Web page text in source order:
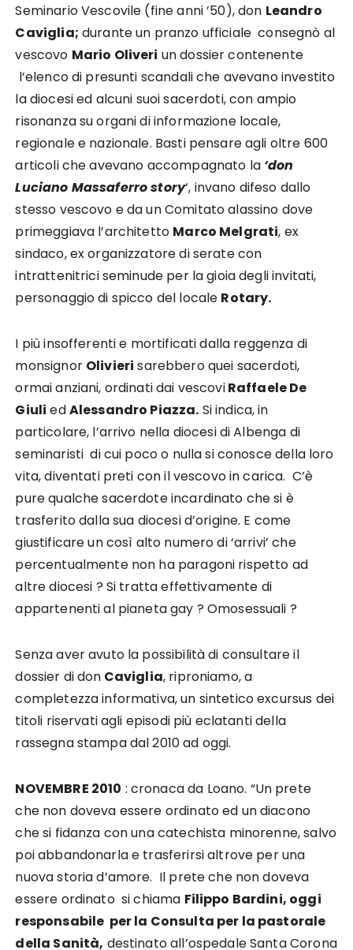
Seminario Vescovile (fine anni ’50), don Leandro
Caviglia; durante un pranzo ufficiale consegnò al
vescovo Mario Oliveri un dossier contenente
l’elenco di presunti scandali che avevano investito
la diocesi ed alcuni suoi sacerdoti, con ampio
risonanza su organi di informazione locale,
regionale e nazionale. Basti pensare agli oltre 600
articoli che avevano accompagnato la ‘don
Luciano Massaferro story‘, invano difeso dallo
stesso vescovo e da un Comitato alassino dove
primeggiava l’architetto Marco Melgrati, ex
sindaco, ex organizzatore di serate con
intrattenitrici seminude per la gioia degli invitati,
personaggio di spicco del locale Rotary.
I più insofferenti e mortificati dalla reggenza di
monsignor Olivieri sarebbero quei sacerdoti,
ormai anziani, ordinati dai vescoviRaffaele De
Giuli edAlessandro Piazza. Si indica, in
particolare, l’arrivo nella diocesi di Albenga di
seminaristi di cui poco o nulla si conosce della loro
vita, diventati preti con il vescovo in carica. C’è
pure qualche sacerdote incardinato che si è
trasferito dalla sua diocesi d’origine. E come
giustificare un così alto numero di ‘arrivi’ che
percentualmente non ha paragoni rispetto ad
altre diocesi ? Si tratta effettivamente di
appartenenti al pianeta gay ? Omosessuali ?
Senza aver avuto la possibilità di consultare il
dossier di don Caviglia, riproniamo, a
completezza informativa, un sintetico excursus dei
titoli riservati agli episodi più eclatanti della
rassegna stampa dal 2010 ad oggi.
NOVEMBRE 2010 : cronaca da Loano. “Un prete
che non doveva essere ordinato ed un diacono
che si fidanza con una catechista minorenne, salvo
poi abbandonarla e trasferirsi altrove per una
nuova storia d’amore. Il prete che non doveva
essere ordinato si chiama Filippo Bardini, oggi
responsabile per la Consulta per la pastorale
della Sanità, destinato all’ospedale Santa Corona